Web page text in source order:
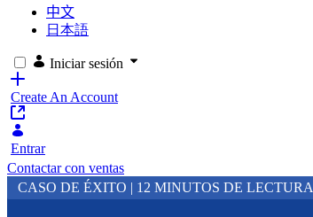
中文
日本語
Iniciar sesión
Create An Account
Entrar
Contactar con ventas
CASO DE ÉXITO | 12 MINUTOS DE LECTURA